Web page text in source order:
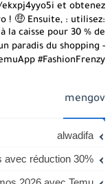
et obtenez
! 🤑 Ensuite, : utilisez:
la caisse pour 30 % de
paradis du shopping -
#FashionFrenzy
mengov
alwadifa
avec réduction 30%